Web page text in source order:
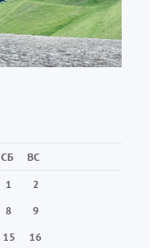
СБ
ВС
1
2
8
9
15
16